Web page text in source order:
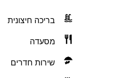
בריכה חיצונית
מסעדה
שירות חדרים